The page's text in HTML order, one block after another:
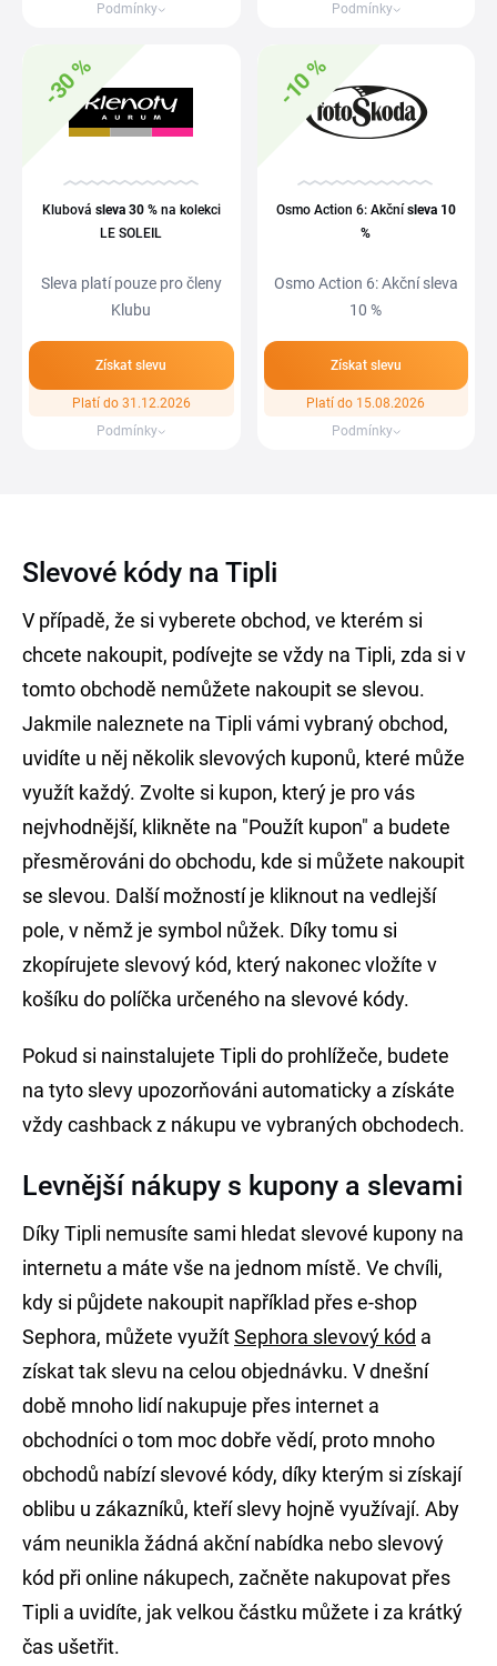
Podmínky
Podmínky
-30 %
Klubová sleva 30 %na kolekci
LE SOLEIL
Sleva platí pouze pro členy
Klubu
Získat slevu
Platí do 31.12.2026
Podmínky
-10 %
Osmo Action 6: Akční sleva 10
%
Osmo Action 6: Akční sleva
10 %
Získat slevu
Platí do 15.08.2026
Podmínky
Slevové kódy na Tipli
V případě, že si vyberete obchod, ve kterém si
chcete nakoupit, podívejte se vždy na Tipli, zda si v
tomto obchodě nemůžete nakoupit se slevou.
Jakmile naleznete na Tipli vámi vybraný obchod,
uvidíte u něj několik slevových kuponů, které může
využít každý. Zvolte si kupon, který je pro vás
nejvhodnější, klikněte na "Použít kupon" a budete
přesměrováni do obchodu, kde si můžete nakoupit
se slevou. Další možností je kliknout na vedlejší
pole, v němž je symbol nůžek. Díky tomu si
zkopírujete slevový kód, který nakonec vložíte v
košíku do políčka určeného na slevové kódy.
Pokud si nainstalujete Tipli do prohlížeče, budete
na tyto slevy upozorňováni automaticky a získáte
vždy cashback z nákupu ve vybraných obchodech.
Levnější nákupy s kupony a slevami
Díky Tipli nemusíte sami hledat slevové kupony na
internetu a máte vše na jednom místě. Ve chvíli,
kdy si půjdete nakoupit například přes e-shop
Sephora, můžete využítSephora slevový kód a
získat tak slevu na celou objednávku. V dnešní
době mnoho lidí nakupuje přes internet a
obchodníci o tom moc dobře vědí, proto mnoho
obchodů nabízí slevové kódy, díky kterým si získají
oblibu u zákazníků, kteří slevy hojně využívají. Aby
vám neunikla žádná akční nabídka nebo slevový
kód při online nákupech, začněte nakupovat přes
Tipli a uvidíte, jak velkou částku můžete i za krátký
čas ušetřit.